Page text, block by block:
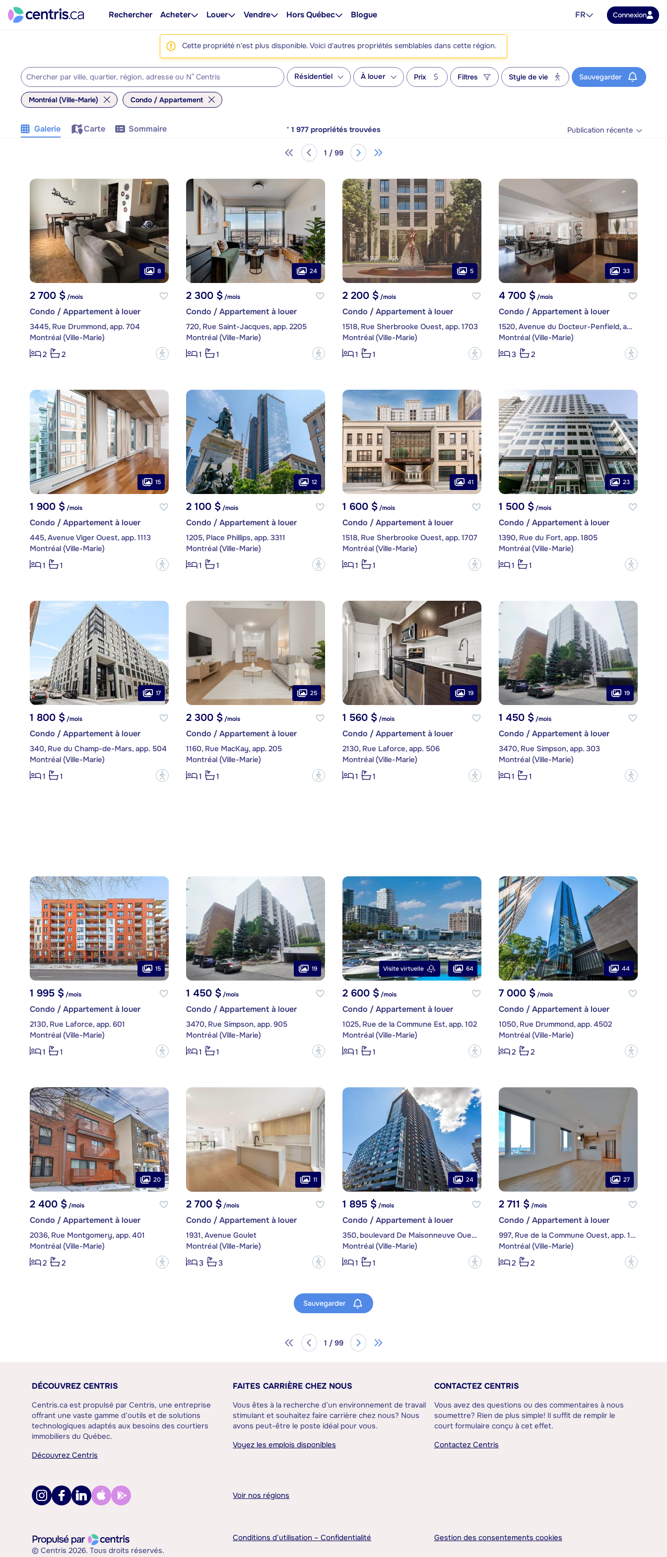
Rechercher Acheter Louer Vendre Hors Québec Blogue FR Connexion
Cette propriété n'est plus disponible. Voici d'autres propriétés semblables dans cette région.
Résidentiel À louer Prix Filtres Style de vie Sauvegarder
Montréal (Ville-Marie) Condo / Appartement
Galerie Carte Sommaire * 1 977 propriétés trouvées Publication récente
1 / 99
8
2 700 $/mois
Condo / Appartement à louer
3445, Rue Drummond, app. 704
Montréal (Ville-Marie)
2
2 ?
24
2 300 $/mois
Condo / Appartement à louer
720, Rue Saint-Jacques, app. 2205
Montréal (Ville-Marie)
1
1 ?
5
2 200 $/mois
Condo / Appartement à louer
1518, Rue Sherbrooke Ouest, app. 1703
Montréal (Ville-Marie)
1
1 ?
33
4 700 $/mois
Condo / Appartement à louer
1520, Avenue du Docteur-Penfield, app. 72
Montréal (Ville-Marie)
3
2 ?
15
1 900 $/mois
Condo / Appartement à louer
445, Avenue Viger Ouest, app. 1113
Montréal (Ville-Marie)
1
1 ?
12
2 100 $/mois
Condo / Appartement à louer
1205, Place Phillips, app. 3311
Montréal (Ville-Marie)
1
1 ?
41
1 600 $/mois
Condo / Appartement à louer
1518, Rue Sherbrooke Ouest, app. 1707
Montréal (Ville-Marie)
1
1 ?
23
1 500 $/mois
Condo / Appartement à louer
1390, Rue du Fort, app. 1805
Montréal (Ville-Marie)
1
1 ?
17
1 800 $/mois
Condo / Appartement à louer
340, Rue du Champ-de-Mars, app. 504
Montréal (Ville-Marie)
1
1 ?
25
2 300 $/mois
Condo / Appartement à louer
1160, Rue MacKay, app. 205
Montréal (Ville-Marie)
1
1 ?
19
1 560 $/mois
Condo / Appartement à louer
2130, Rue Laforce, app. 506
Montréal (Ville-Marie)
1
1 ?
19
1 450 $/mois
Condo / Appartement à louer
3470, Rue Simpson, app. 303
Montréal (Ville-Marie)
1
1 ?
15
1 995 $/mois
Condo / Appartement à louer
2130, Rue Laforce, app. 601
Montréal (Ville-Marie)
1
1 ?
19
1 450 $/mois
Condo / Appartement à louer
3470, Rue Simpson, app. 905
Montréal (Ville-Marie)
1
1 ?
Visite virtuelle 64
2 600 $/mois
Condo / Appartement à louer
1025, Rue de la Commune Est, app. 102
Montréal (Ville-Marie)
1
1 ?
44
7 000 $/mois
Condo / Appartement à louer
1050, Rue Drummond, app. 4502
Montréal (Ville-Marie)
2
2 ?
20
2 400 $/mois
Condo / Appartement à louer
2036, Rue Montgomery, app. 401
Montréal (Ville-Marie)
2
2 ?
11
2 700 $/mois
Condo / Appartement à louer
1931, Avenue Goulet
Montréal (Ville-Marie)
3
3 ?
24
1 895 $/mois
Condo / Appartement à louer
350, boulevard De Maisonneuve Ouest, app. 510
Montréal (Ville-Marie)
1
1 ?
27
2 711 $/mois
Condo / Appartement à louer
997, Rue de la Commune Ouest, app. 1815
Montréal (Ville-Marie)
2
2 ?
Sauvegarder
1 / 99
DÉCOUVREZ CENTRIS
Centris.ca est propulsé par Centris, une entreprise
offrant une vaste gamme d’outils et de solutions
technologiques adaptés aux besoins des courtiers
immobiliers du Québec.
Découvrez Centris
FAITES CARRIÈRE CHEZ NOUS
Vous êtes à la recherche d’un environnement de travail
stimulant et souhaitez faire carrière chez nous? Nous
avons peut-être le poste idéal pour vous.
Voyez les emplois disponibles
CONTACTEZ CENTRIS
Vous avez des questions ou des commentaires à nous
soumettre? Rien de plus simple! Il suffit de remplir le
court formulaire conçu à cet effet.
Contactez Centris
Voir nos régions
© Centris 2026. Tous droits réservés.
Conditions d’utilisation – Confidentialité Gestion des consentements cookies